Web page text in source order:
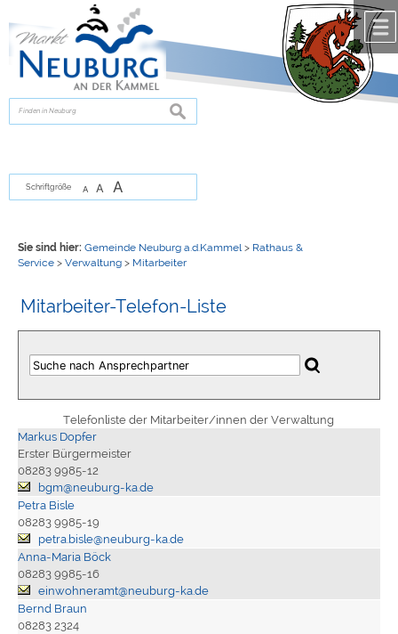
zur Navigationoder
springen.
suchen
Schriftgröße A A A
Sie sind hier: Gemeinde Neuburg a.d.Kammel > Rathaus &
Service> Verwaltung> Mitarbeiter
Mitarbeiter-Telefon-Liste
Telefonliste der Mitarbeiter/innen der Verwaltung
Markus Dopfer
Erster Bürgermeister
08283 9985-12
bgm@neuburg-ka.de
Petra Bisle
08283 9985-19
petra.bisle@neuburg-ka.de
Anna-Maria Böck
08283 9985-16
einwohneramt@neuburg-ka.de
Bernd Braun
08283 2324